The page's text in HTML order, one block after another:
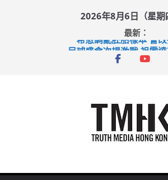
2026年8月6日（星期
最新：
希愈調亂胚胎樣本 警
足球盛會次場激戰 祖雲達
上半年純利大增七成 國泰：